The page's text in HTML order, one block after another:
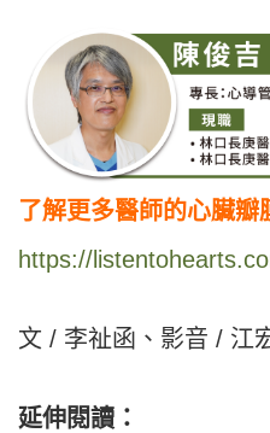
了解更多醫師的心臟瓣
https://
⽂ / 李祉函、影音 / 江
延伸閱讀：